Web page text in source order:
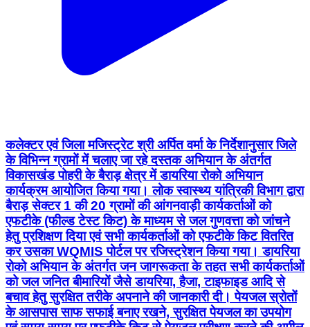
कलेक्टर एवं जिला मजिस्ट्रेट श्री अर्पित वर्मा के निर्देशानुसार जिले
के विभिन्न ग्रामों में चलाए जा रहे दस्तक अभियान के अंतर्गत
विकासखंड पोहरी के बैराड़ क्षेत्र में डायरिया रोको अभियान
कार्यक्रम आयोजित किया गया। लोक स्वास्थ्य यांत्रिकी विभाग द्वारा
बैराड़ सेक्टर 1 की 20 ग्रामों की आंगनवाड़ी कार्यकर्ताओं को
एफटीके (फील्ड टेस्ट किट) के माध्यम से जल गुणवत्ता को जांचने
हेतु प्रशिक्षण दिया एवं सभी कार्यकर्ताओं को एफटीके किट वितरित
कर उसका WQMIS पोर्टल पर रजिस्ट्रेशन किया गया। डायरिया
रोको अभियान के अंतर्गत जन जागरूकता के तहत सभी कार्यकर्ताओं
को जल जनित बीमारियों जैसे डायरिया, हैजा, टाइफाइड आदि से
बचाव हेतु सुरक्षित तरीके अपनाने की जानकारी दी। पेयजल स्रोतों
के आसपास साफ सफाई बनाए रखने, सुरक्षित पेयजल का उपयोग